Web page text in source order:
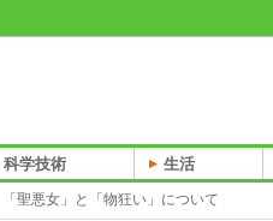
悪女」と「物狂い」について
科学技術 生活